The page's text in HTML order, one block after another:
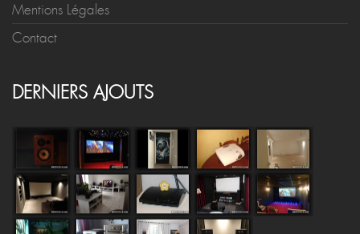
Mentions Légales
Contact
DERNIERS AJOUTS